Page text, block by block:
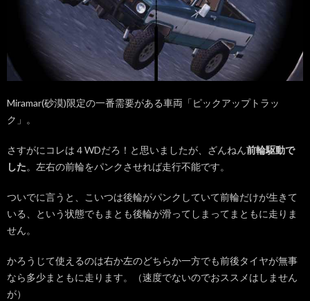
Miramar(砂漠)限定の一番需要がある車両「ピックアップトラッ
ク」。
さすがにコレは４WDだろ！と思いましたが、ざんねん前輪駆動で
した。左右の前輪をパンクさせれば走行不能です。
ついでに言うと、こいつは後輪がパンクしていて前輪だけが生きて
いる、という状態でもまとも後輪が滑ってしまってまともに走りま
せん。
かろうじて使えるのは右か左のどちらか一方でも前後タイヤが無事
なら多少まともに走ります。（速度でないのでおススメはしません
が）